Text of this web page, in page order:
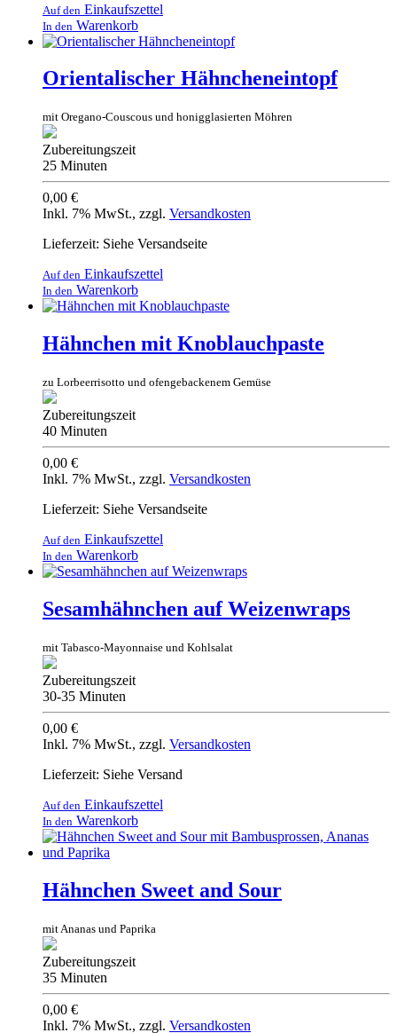
Auf den Einkaufszettel
In den Warenkorb
Orientalischer Hähncheneintopf
mit Oregano-Couscous und honigglasierten Möhren
Zubereitungszeit
25 Minuten
0,00 €
Inkl. 7% MwSt., zzgl. Versandkosten
Lieferzeit: Siehe Versandseite
Auf den Einkaufszettel
In den Warenkorb
Hähnchen mit Knoblauchpaste
zu Lorbeerrisotto und ofengebackenem Gemüse
Zubereitungszeit
40 Minuten
0,00 €
Inkl. 7% MwSt., zzgl. Versandkosten
Lieferzeit: Siehe Versandseite
Auf den Einkaufszettel
In den Warenkorb
Sesamhähnchen auf Weizenwraps
mit Tabasco-Mayonnaise und Kohlsalat
Zubereitungszeit
30-35 Minuten
0,00 €
Inkl. 7% MwSt., zzgl. Versandkosten
Lieferzeit: Siehe Versand
Auf den Einkaufszettel
In den Warenkorb
Hähnchen Sweet and Sour
mit Ananas und Paprika
Zubereitungszeit
35 Minuten
0,00 €
Inkl. 7% MwSt., zzgl. Versandkosten